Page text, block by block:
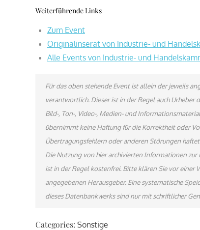
Weiterführende Links
Zum Event
Originalinserat von Industrie- und
Alle Events von Industrie- und
Für das oben stehende Event ist allein der jeweils
verantwortlich. Dieser ist in der Regel auch Urheber
Bild-, Ton-, Video-, Medien- und
übernimmt keine Haftung für die Korrektheit oder
Übertragungsfehlern oder anderen Störungen
Die Nutzung von hier archivierten Informationen
ist in der Regel kostenfrei. Bitte klären Sie vor
angegebenen Herausgeber. Eine systematische
dieses Datenbankwerks sind nur mit schriftlicher
Categories: Sonstige